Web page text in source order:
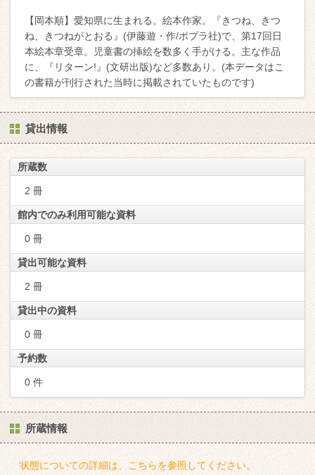
【岡本順】愛知県に生まれる。絵本作家。『きつね、きつ
ね、きつねがとおる』(伊藤遊・作/ポプラ社)で、第17回日
本絵本章受章。児童書の挿絵を数多く手がける。主な作品
に、『リターン!』(文研出版)など多数あり。(本データはこ
の書籍が刊行された当時に掲載されていたものです)
貸出情報
所蔵数
2 冊
館内でのみ利用可能な資料
0 冊
貸出可能な資料
2 冊
貸出中の資料
0 冊
予約数
0 件
所蔵情報
状態についての詳細は、こちらを参照してください。